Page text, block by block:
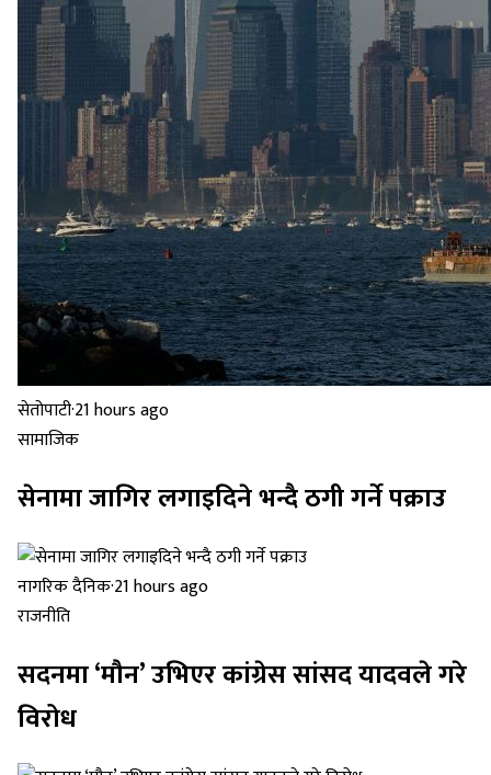
सेतोपाटी·21 hours ago
सामाजिक
सेनामा जागिर लगाइदिने भन्दै ठगी गर्ने पक्राउ
नागरिक दैनिक·21 hours ago
राजनीति
सदनमा ‘मौन’ उभिएर कांग्रेस सांसद यादवले गरे
विरोध